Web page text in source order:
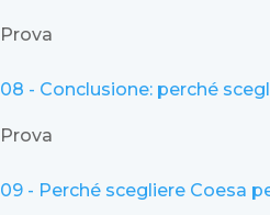
Prova
08 - Conclusione: perché
Prova
09 - Perché scegliere Coesa